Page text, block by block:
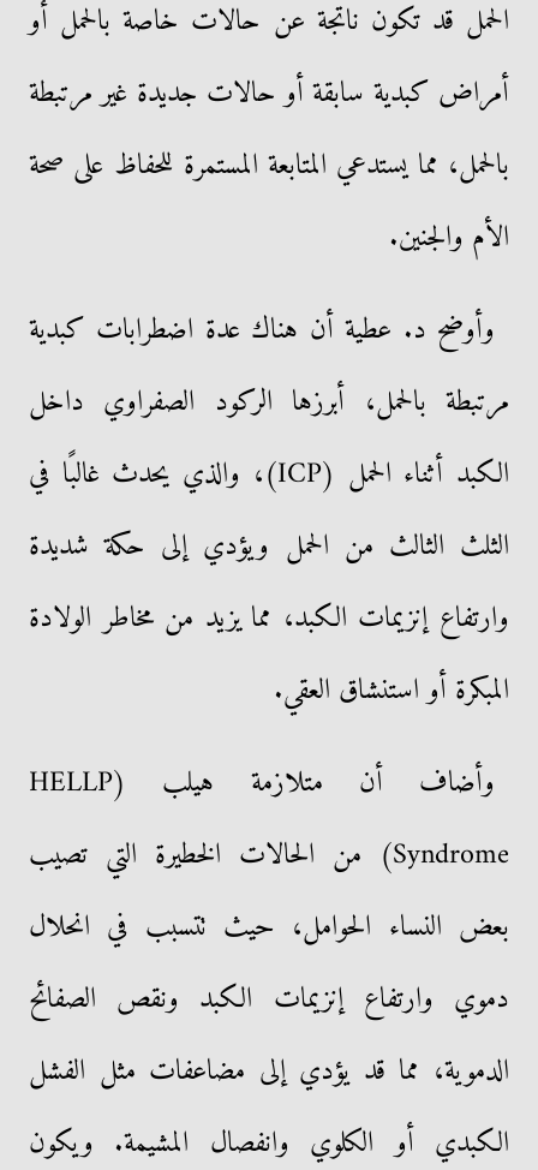
الحمل قد تكون ناتجة عن حالات خاصة بالحمل أو
أمراض كبدية سابقة أو حالات جديدة غير مرتبطة
بالحمل، مما يستدعي المتابعة المستمرة للحفاظ على صحة
الأم والجنين.
وأوضح د. عطية أن هناك عدة اضطرابات كبدية
مرتبطة بالحمل، أبرزها الركود الصفراوي داخل
الكبد أثناء الحمل (ICP)، والذي يحدث غالبًا في
الثلث الثالث من الحمل ويؤدي إلى حكة شديدة
وارتفاع إنزيمات الكبد، مما يزيد من مخاطر الولادة
المبكرة أو استنشاق العقي.
وأضاف أن متلازمة هيلب (HELLP
Syndrome) من الحالات الخطيرة التي تصيب
بعض النساء الحوامل، حيث تتسبب في انحلال
دموي وارتفاع إنزيمات الكبد ونقص الصفائح
الدموية، مما قد يؤدي إلى مضاعفات مثل الفشل
الكبدي أو الكلوي وانفصال المشيمة. ويكون